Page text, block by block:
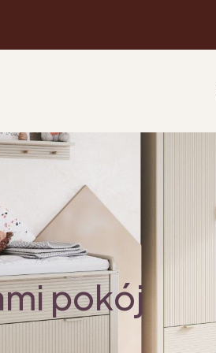
pokój